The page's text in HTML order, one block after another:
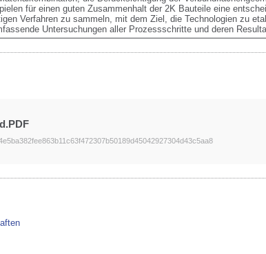
für einen guten Zusammenhalt der 2K Bauteile eine
Verfahren zu sammeln, mit dem Ziel, die Technologien zu
Untersuchungen aller Prozessschritte und deren